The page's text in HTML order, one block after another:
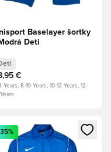
Baselayer šortky
Deti
€
Years, 8-10 Years, 10-12 Years, 12-
registráciu ako člen
modál na prihlásenie